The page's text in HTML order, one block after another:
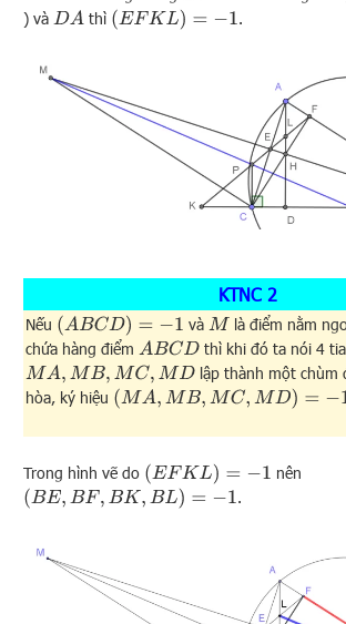
) và DA thì ( EFKL)=−1 .
KTNC 2
Nếu ( AB CD)=−1 và M là điểm nằm
chứa hàng điểm ABCD
thì khi đó ta nói 4 tia
MA,MB,MC,MD
lập thành một chùm
hòa, ký hiệu ( MA,MB ,MC,M D)=−1
Trong hình vẽ do ( EFKL)=−1
nên
( BE,BF BK,BL )=−1 .